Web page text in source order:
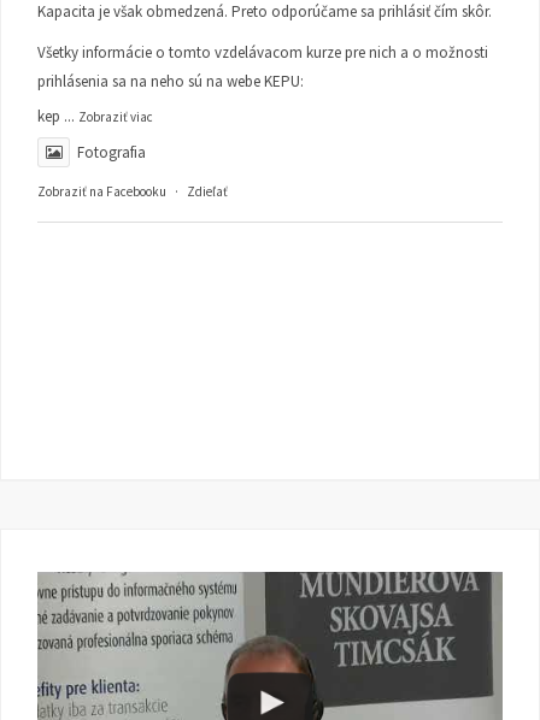
Kapacita je však obmedzená. Preto odporúčame sa prihlásiť čím skôr.
Všetky informácie o tomto vzdelávacom kurze pre nich a o možnosti
prihlásenia sa na neho sú na webe KEPU:
kep ... Zobraziť viac
Fotografia
Zobraziť na Facebooku · Zdieľať